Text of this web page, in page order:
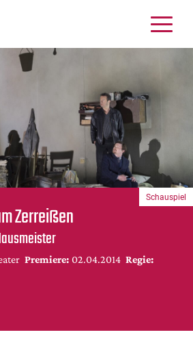
Zerreißen
Premiere: 02.04.2014 Regie:
Schauspiel